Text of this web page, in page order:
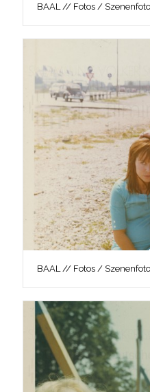
BAAL // Fotos /
BAAL // Fotos /